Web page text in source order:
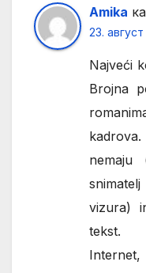
Amika
23.
Najveći
Brojna
vizura)
tekst.
Internet,